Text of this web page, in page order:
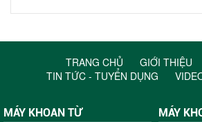
TRANG CHỦ GIỚI THIỆU
TIN TỨC - TUYỂN DỤNG
MÁY KHOAN TỪ MÁY